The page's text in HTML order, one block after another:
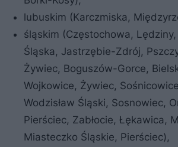
lubuskim (Karczmiska,
śląskim (Częstochowa, Lędziny,
Śląska, Jastrzębie-Zdrój,
Żywiec, Boguszów-Gorce,
Wojkowice, Żywiec,
Wodzisław Śląski, Sosnowiec,
Pierściec, Zabłocie, Łękawica,
Miasteczko Śląskie, Pierściec),